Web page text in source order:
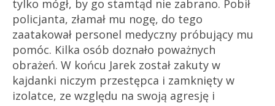
tylko mógł, by go stamtąd nie zabrano. Pobił
policjanta, złamał mu nogę, do tego
zaatakował personel medyczny próbujący mu
pomóc. Kilka osób doznało poważnych
obrażeń. W końcu Jarek został zakuty w
kajdanki niczym przestępca i zamknięty w
izolatce, ze względu na swoją agresję i